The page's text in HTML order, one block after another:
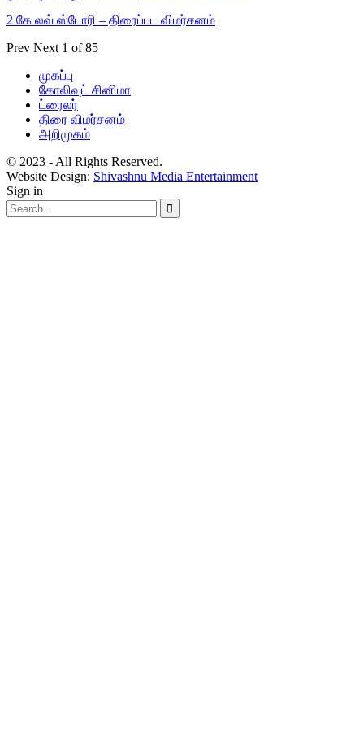
2 கே லவ் ஸ்டோரி – திரைப்பட விமர்சனம்
Prev Next 1 of 85
முகப்பு
கோலிவுட் சினிமா
ட்ரைலர்
திரை விமர்சனம்
அறிமுகம்
© 2023 - All Rights Reserved.
Website Design: Shivashnu Media Entertainment
Sign in